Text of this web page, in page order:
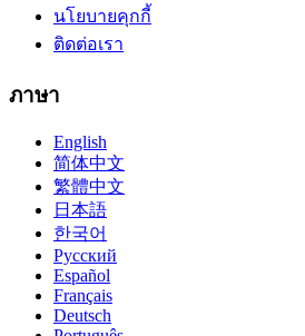
นโยบายคุกกี้
ติดต่อเรา
ภาษา
English
简体中文
繁體中文
日本語
한국어
Русский
Español
Français
Deutsch